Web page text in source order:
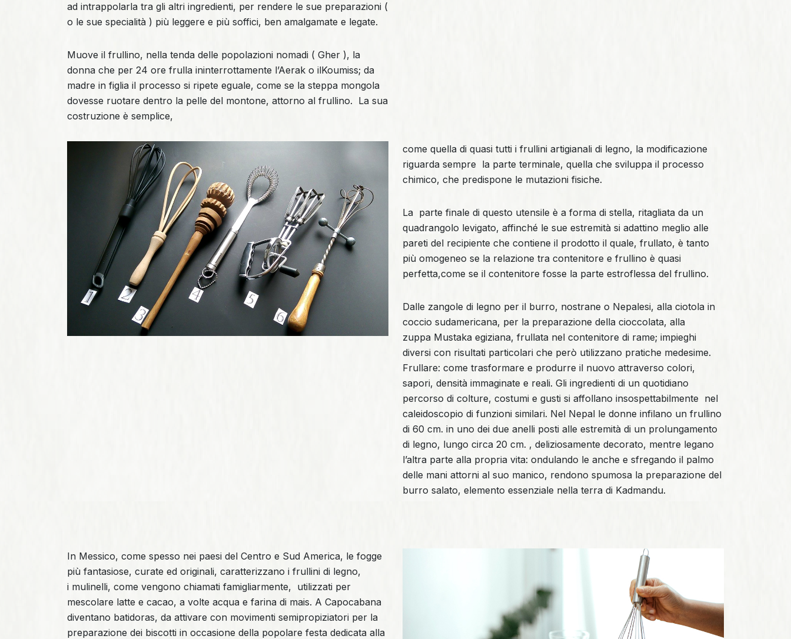
ad intrappolarla tra gli altri ingredienti, per rendere le sue preparazioni (
o le sue specialità ) più leggere e più soffici, ben amalgamate e legate.
Muove il frullino, nella tenda delle popolazioni nomadi ( Gher ), la
donna che per 24 ore frulla ininterrottamente l’Aerak o ilKoumiss; da
madre in figlia il processo si ripete eguale, come se la steppa mongola
dovesse ruotare dentro la pelle del montone, attorno al frullino. La sua
costruzione è semplice,
come quella di quasi tutti i frullini artigianali di legno, la modificazione
riguarda sempre la parte terminale, quella che sviluppa il processo
chimico, che predispone le mutazioni fisiche.
La parte finale di questo utensile è a forma di stella, ritagliata da un
quadrangolo levigato, affinché le sue estremità si adattino meglio alle
pareti del recipiente che contiene il prodotto il quale, frullato, è tanto
più omogeneo se la relazione tra contenitore e frullino è quasi
perfetta,come se il contenitore fosse la parte estroflessa del frullino.
Dalle zangole di legno per il burro, nostrane o Nepalesi, alla ciotola in
coccio sudamericana, per la preparazione della cioccolata, alla
zuppa Mustaka egiziana, frullata nel contenitore di rame; impieghi
diversi con risultati particolari che però utilizzano pratiche medesime.
Frullare: come trasformare e produrre il nuovo attraverso colori,
sapori, densità immaginate e reali. Gli ingredienti di un quotidiano
percorso di colture, costumi e gusti si affollano insospettabilmente nel
caleidoscopio di funzioni similari. Nel Nepal le donne infilano un frullino
di 60 cm. in uno dei due anelli posti alle estremità di un prolungamento
di legno, lungo circa 20 cm. , deliziosamente decorato, mentre legano
l’altra parte alla propria vita: ondulando le anche e sfregando il palmo
delle mani attorni al suo manico, rendono spumosa la preparazione del
burro salato, elemento essenziale nella terra di Kadmandu.
In Messico, come spesso nei paesi del Centro e Sud America, le fogge
più fantasiose, curate ed originali, caratterizzano i frullini di legno,
i mulinelli, come vengono chiamati famigliarmente, utilizzati per
mescolare latte e cacao, a volte acqua e farina di mais. A Capocabana
diventano batidoras, da attivare con movimenti semipropiziatori per la
preparazione dei biscotti in occasione della popolare festa dedicata alla